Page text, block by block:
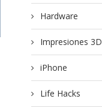
Hardware
Impresiones 3D
iPhone
Life Hacks